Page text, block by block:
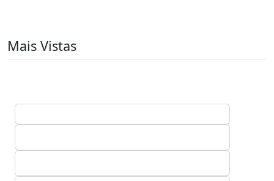
Mais Vistas